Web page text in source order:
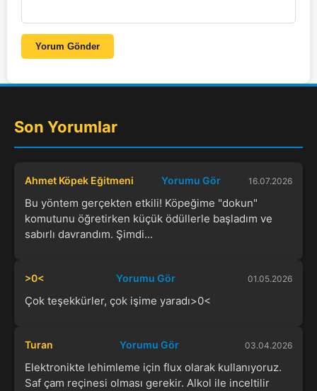
Yorum Gönder
Son Yorumlar
Ahmet Köpek Eğitmeni Yorumu Gör 16.07.2026
Bu yöntem gerçekten etkili! Köpeğime "dokun"
komutunu öğretirken küçük ödüllerle başladım ve
sabırlı davrandım. Şimdi...
>0< Yorumu Gör 01.05.2026
Çok teşekkürler, çok işime yaradı>0<
Turan Yorumu Gör 03.04.2026
Elektronikte lehimleme için flux olarak kullanıyoruz.
Saf çam reçinesi olması gerekir. Alkol ile inceltilir